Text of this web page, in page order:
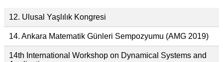
12. Ulusal Yaşlılık Kongresi
14. Ankara Matematik Günleri Sempozyumu (AMG 2019)
14th International Workshop on Dynamical Systems and